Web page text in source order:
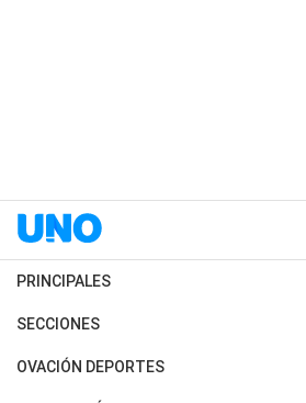
PRINCIPALES
Últimas Noticias
Política
SECCIONES
Horóscopo
OVACIÓN DEPORTES